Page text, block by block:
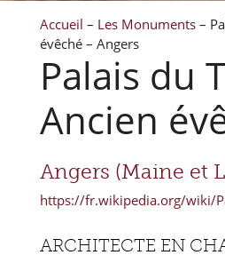
Accueil – Les Monuments –
évêché – Angers
Palais du
Ancien
Angers (Maine et
https://fr.wikipedia.org/wiki/
ARCHITECTE EN